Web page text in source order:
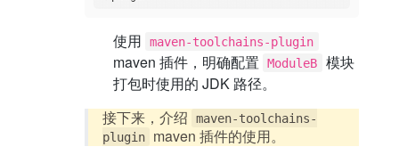
使用 maven-toolchains-plugin
maven 插件，明确配置 ModuleB
模块
打包时使用的 JDK 路径。
接下来，介绍
maven-toolchains-
plugin
maven 插件的使用。